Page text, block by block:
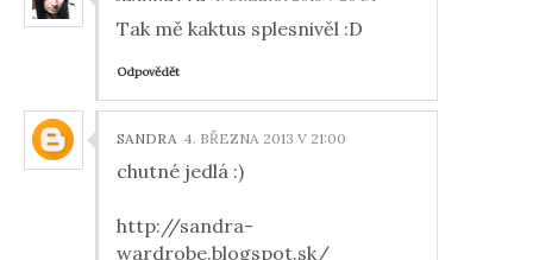
Tak mě kaktus splesnivěl :D
Odpovědět
SANDRA 4. BŘEZNA 2013 V 21:00
chutné jedlá :)
http://sandra-
wardrobe.blogspot.sk/